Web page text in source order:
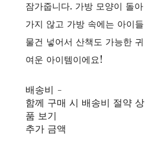
잠가줍니다. 가방 모양이 돌아
가지 않고 가방 속에는 아이들
물건 넣어서 산책도 가능한 귀
여운 아이템이에요!
배송비 -
함께 구매 시 배송비 절약 상
품 보기
추가 금액